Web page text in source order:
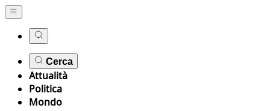
Cerca
Attualità
Politica
Mondo